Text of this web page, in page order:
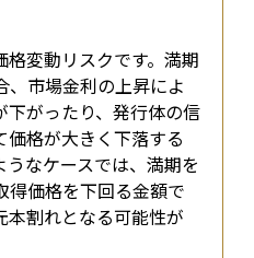
変動リスクです。満期
、市場金利の上昇によ
下がったり、発行体の信
価格が大きく下落する
なケースでは、満期を
得価格を下回る金額で
本割れとなる可能性が